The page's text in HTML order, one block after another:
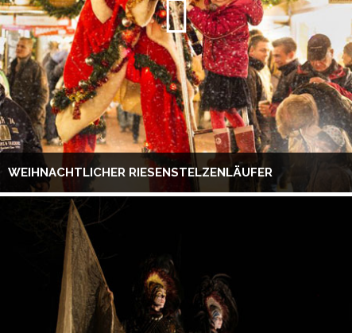
WEIHNACHTLICHER RIESENSTELZENLÄUFER